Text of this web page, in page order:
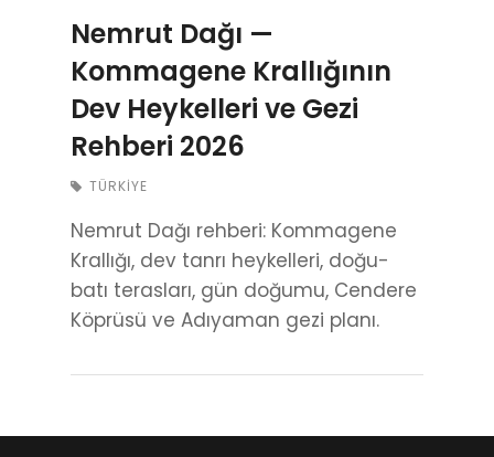
Nemrut Dağı —
Kommagene Krallığının
Dev Heykelleri ve Gezi
Rehberi 2026
TÜRKIYE
Nemrut Dağı rehberi: Kommagene
Krallığı, dev tanrı heykelleri, doğu-
batı terasları, gün doğumu, Cendere
Köprüsü ve Adıyaman gezi planı.